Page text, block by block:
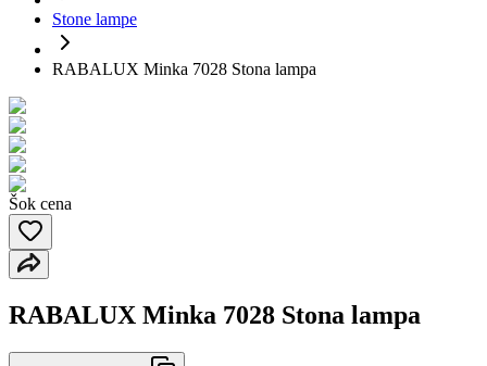
Stone lampe
RABALUX Minka 7028 Stona lampa
Šok cena
RABALUX Minka 7028 Stona lampa